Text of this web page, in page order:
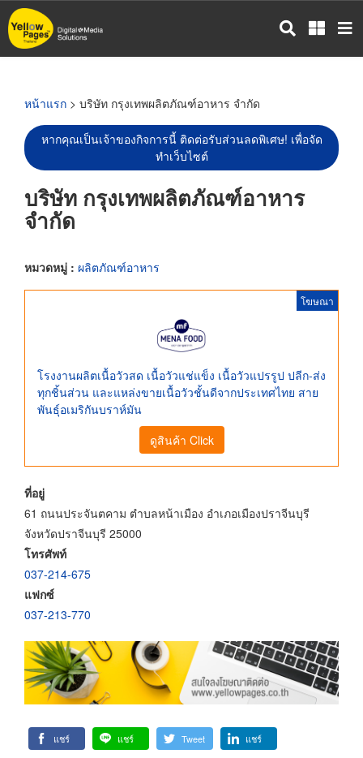
ข้าม
ไป
หน้าแรก > บริษัท กรุงเทพผลิตภัณฑ์อาหาร จำกัด
หากคุณเป็นเจ้าของกิจการนี้ ติดต่อรับส่วนลดพิเศษ! เพื่อจัด
ทำเว็บไซต์
บริษัท กรุงเทพผลิตภัณฑ์อาหาร
จำกัด
หมวดหมู่ : ผลิตภัณฑ์อาหาร
โฆษณา
โรงงานผลิตเนื้อวัวสด เนื้อวัวแช่แข็ง เนื้อวัวแปรรูป ปลีก-ส่ง
ทุกชิ้นส่วน และแหล่งขายเนื้อวัวชั้นดีจากประเทศไทย สาย
พันธุ์อเมริกันบราห์มัน
ดูสินค้า Click
ที่อยู่
61 ถนนประจันตคาม ตำบลหน้าเมือง อำเภอเมืองปราจีนบุรี
จังหวัดปราจีนบุรี 25000
โทรศัพท์
037-214-675
แฟกซ์
037-213-770
แชร์ แชร์ Tweet แชร์